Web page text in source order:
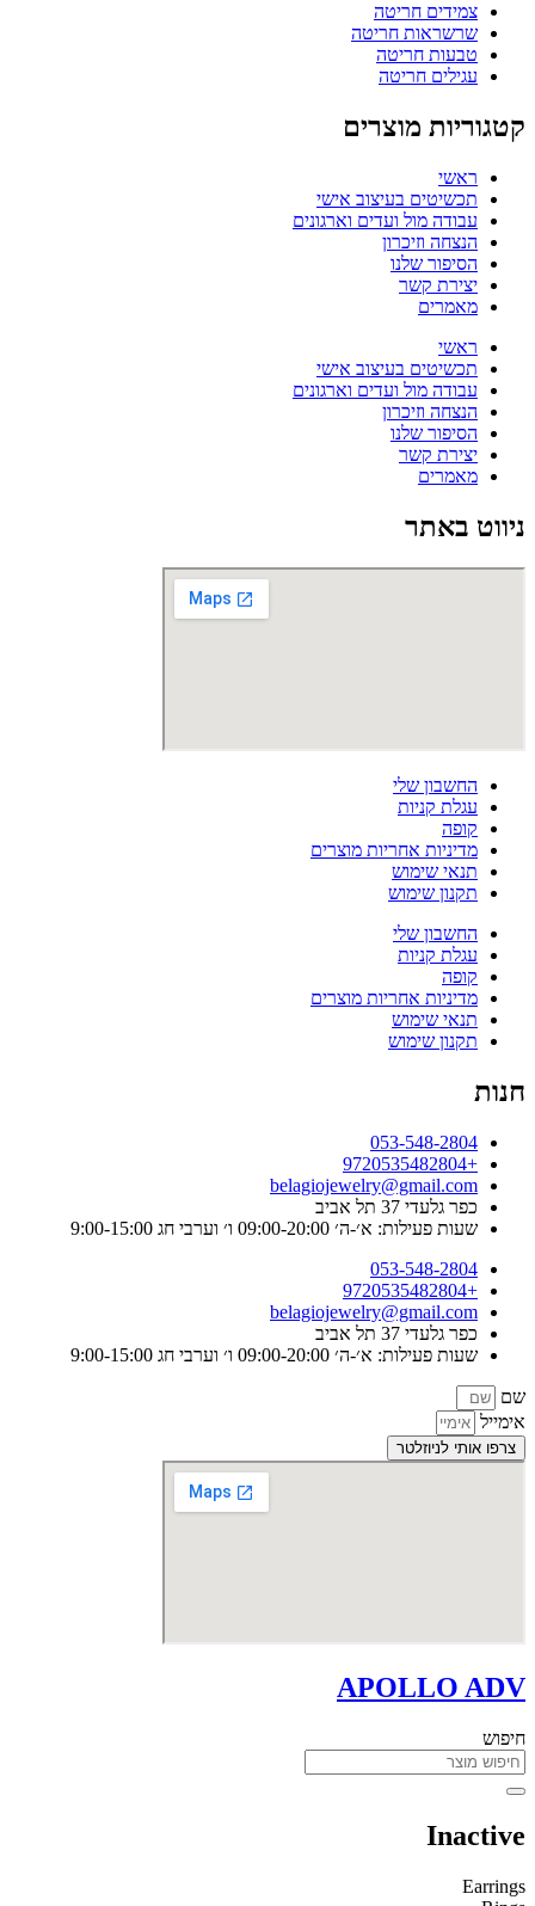
צמידים חריטה
שרשראות חריטה
טבעות חריטה
עגילים חריטה
קטגוריות מוצרים
ראשי
תכשיטים בעיצוב אישי
עבודה מול ועדים וארגונים
הנצחה וזיכרון
הסיפור שלנו
יצירת קשר
מאמרים
ראשי
תכשיטים בעיצוב אישי
עבודה מול ועדים וארגונים
הנצחה וזיכרון
הסיפור שלנו
יצירת קשר
מאמרים
ניווט באתר
החשבון שלי
עגלת קניות
קופה
מדיניות אחריות מוצרים
תנאי שימוש
תקנון שימוש
החשבון שלי
עגלת קניות
קופה
מדיניות אחריות מוצרים
תנאי שימוש
תקנון שימוש
חנות
053-548-2804
+9720535482804
belagiojewelry@gmail.com
כפר גלעדי 37 תל אביב
שעות פעילות: א׳-ה׳ 09:00-20:00 ו׳ וערבי חג 9:00-15:00
053-548-2804
+9720535482804
belagiojewelry@gmail.com
כפר גלעדי 37 תל אביב
שעות פעילות: א׳-ה׳ 09:00-20:00 ו׳ וערבי חג 9:00-15:00
שם
אימייל
צרפו אותי לניוזלטר
APOLLO ADV
חיפוש
Inactive
Earrings